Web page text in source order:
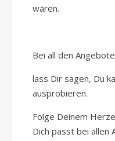
wären.
Bei all den
lass Dir sagen, Du
ausprobieren.
Folge Deinem
Dich passt bei allen